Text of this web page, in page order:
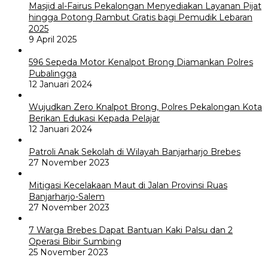
Masjid al-Fairus Pekalongan Menyediakan Layanan Pijat
hingga Potong Rambut Gratis bagi Pemudik Lebaran
2025
9 April 2025
596 Sepeda Motor Kenalpot Brong Diamankan Polres
Pubalingga
12 Januari 2024
Wujudkan Zero Knalpot Brong, Polres Pekalongan Kota
Berikan Edukasi Kepada Pelajar
12 Januari 2024
Patroli Anak Sekolah di Wilayah Banjarharjo Brebes
27 November 2023
Mitigasi Kecelakaan Maut di Jalan Provinsi Ruas
Banjarharjo-Salem
27 November 2023
7 Warga Brebes Dapat Bantuan Kaki Palsu dan 2
Operasi Bibir Sumbing
25 November 2023